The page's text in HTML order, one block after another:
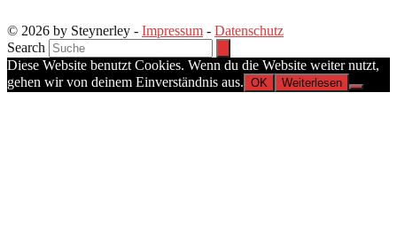
© 2026 by Steynerley - Impressum - Datenschutz
Search
Diese Website benutzt Cookies. Wenn du die Website weiter nutzt,
gehen wir von deinem Einverständnis aus. OK Weiterlesen